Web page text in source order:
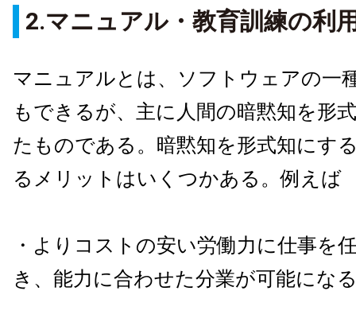
2.マニュアル・教育訓練の利
マニュアルとは、ソフトウェアの一
もできるが、主に人間の暗黙知を形
たものである。暗黙知を形式知にす
るメリットはいくつかある。例えば
・よりコストの安い労働力に仕事を
き、能力に合わせた分業が可能にな